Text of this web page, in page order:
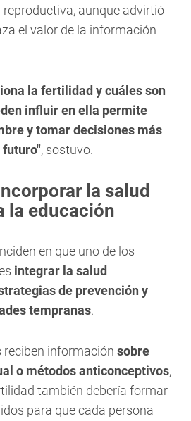
aunque advirtió
el valor de la información
la fertilidad y cuáles son
influir en ella permite
y tomar decisiones más
futuro", sostuvo.
la salud
la educación
en que uno de los
integrar la salud
de prevención y
tempranas.
reciben información sobre
o métodos anticonceptivos,
también debería formar
para que cada persona